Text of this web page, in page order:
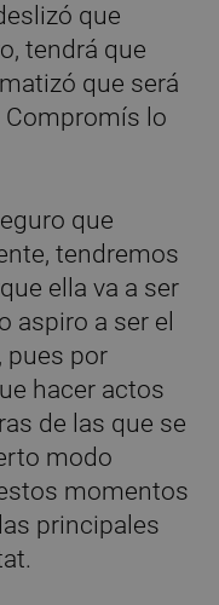
que
tendrá que
que será
Compromís lo
que
tendremos
ella va a ser
aspiro a ser el
pues por
hacer actos
de las que se
modo
momentos
principales